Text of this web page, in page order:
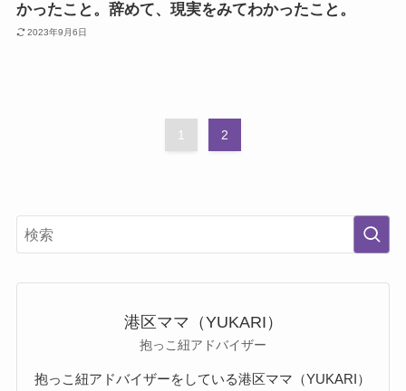
かったこと。辞めて、現実をみてわかったこと。
2023年9月6日
1 2
港区ママ（YUKARI）
抱っこ紐アドバイザー
抱っこ紐アドバイザーをしている港区ママ（YUKARI）